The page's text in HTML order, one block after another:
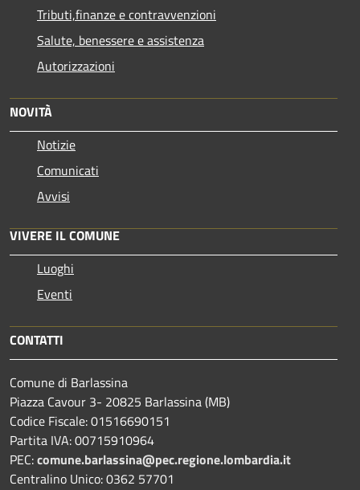
Tributi,finanze e contravvenzioni
Salute, benessere e assistenza
Autorizzazioni
NOVITÀ
Notizie
Comunicati
Avvisi
VIVERE IL COMUNE
Luoghi
Eventi
CONTATTI
Comune di Barlassina
Piazza Cavour 3- 20825 Barlassina (MB)
Codice Fiscale: 01516690151
Partita IVA: 00715910964
PEC:comune.barlassina@pec.regione.lombardia.it
Centralino Unico: 0362 57701